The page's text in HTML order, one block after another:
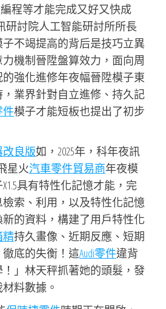
編程等才能完成又好又快成
研討院人工智能研討所所長
不竭提高的背后是技巧立異
機制晉陞盤算效力，面向周
的強化進修年夜幅晉陞模子東
業界針對自立進修、持久記
件模子才能短板也提出了初步
良版如，2025年，科年夜訊
星火汽車零件貿易商年夜模
具有特性化記憶才能，完
索、利用，以及特性化記憶
的資料，構建了用戶特性化
精持久畫像、近期反應、短期
底的失衡！這Audi零件違背
」林天秤抓著她的頭髮，發
料數據。